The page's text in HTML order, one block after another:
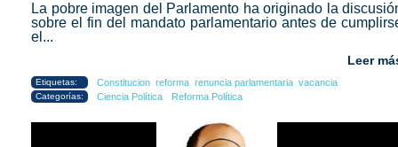
La pobre imagen del Parlamento ha originado la
sobre el fin del mandato parlamentario antes de
el...
Leer
Etiquetas: Constitucion reforma renuncia parlamentaria vacancia
Categorías: Ciencia Política Reforma Política